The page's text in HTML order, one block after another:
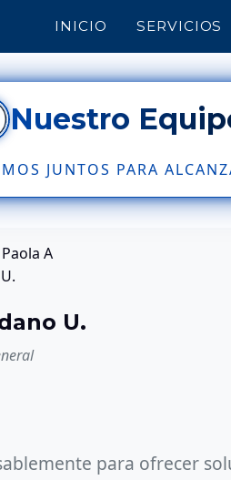
INICIO SERVICIOS
Nuestro
JUNTOS PARA
U.
para ofrecer